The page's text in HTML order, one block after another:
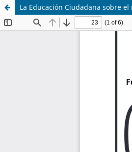
La Educación Ciudadana sobre